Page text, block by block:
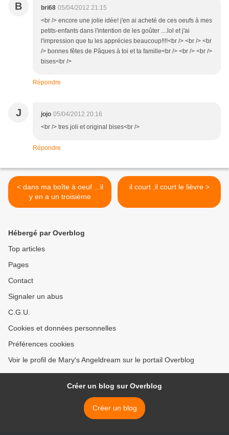
B bri68 05/04/2012 21:15
<br /> encore une jolie idée! j'en ai acheté de ces oeufs à mes
petits-enfants dans l'intention de les goûter ....lol et j'ai
l'impression que tu les apprécies beaucoup!!!!<br /> <br /> <br
/> bonnes fêtes de Pâques à toi et ta famille<br /> <br /> <br />
bises<br />
Répondre
J jojo 05/04/2012 20:16
<br /> tres joli et original bises<br />
Répondre
< dans ma boîte à oeuf ...il
y en a un troisième
il court ,il court le lièvre >
Hébergé par Overblog
Top articles
Pages
Contact
Signaler un abus
C.G.U.
Cookies et données personnelles
Préférences cookies
Voir le profil de Mary's Angeldream sur le portail Overblog
Créer un blog sur Overblog
Créer un blog